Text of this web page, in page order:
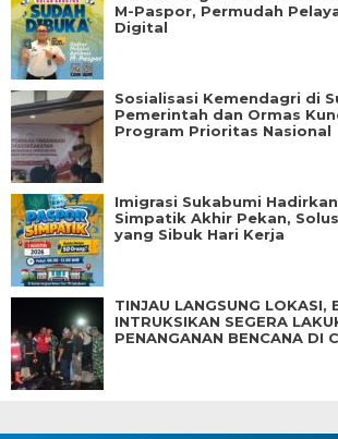
M-Paspor, Permudah
Digital
Sosialisasi Kemendagri di
Pemerintah dan Ormas
Program Prioritas Nasional
Imigrasi Sukabumi
Simpatik Akhir Pekan,
yang Sibuk Hari Kerja
TINJAU LANGSUNG LOKASI,
INTRUKSIKAN SEGERA
PENANGANAN BENCANA DI